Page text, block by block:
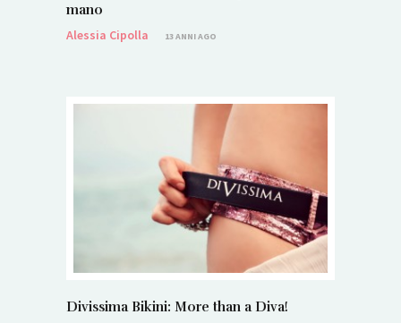
mano
Alessia Cipolla
13 ANNI AGO
Divissima Bikini: More than a Diva!